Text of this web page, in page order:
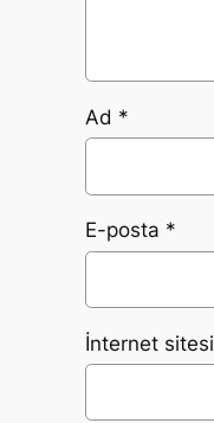
Ad *
E-posta *
İnternet sitesi